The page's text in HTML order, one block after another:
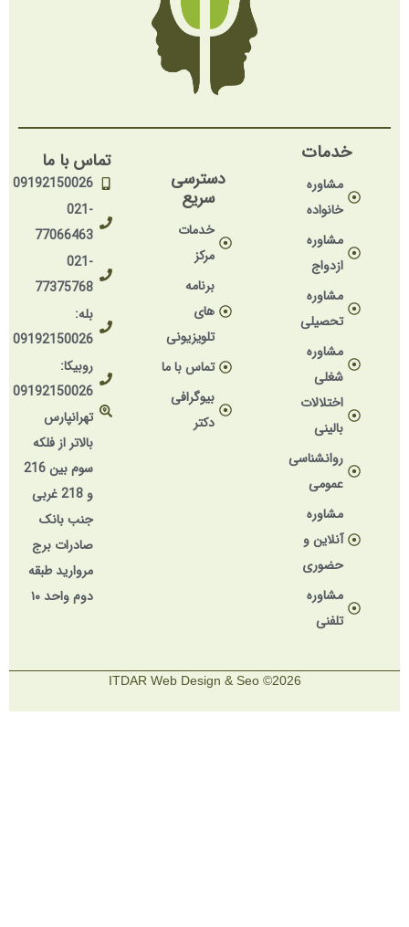
خدمات
مشاوره
خانواده
مشاوره
ازدواج
مشاوره
تحصیلی
مشاوره
شغلی
اختلالات
بالینی
روانشناسی
عمومی
مشاوره
آنلاین و
حضوری
مشاوره
تلفنی
دسترسی
سریع
خدمات
مرکز
های
تلویزیونی
تماس با ما
بیوگرافی
دکتر
تماس با ما
09192150026
77066463
77375768
09192150026
روبیکا:
09192150026
تهرانپارس
بالاتر از فلکه
سوم بین 216
و 218 غربی
جنب بانک
صادرات برج
مروارید طبقه
دوم واحد ۱۰